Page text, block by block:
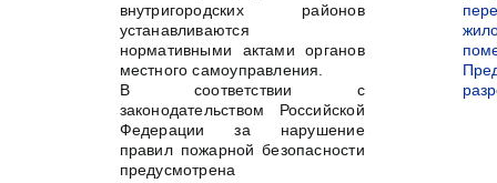
внутригородских районов
устанавливаются
нормативными актами органов
местного самоуправления.
В соответствии с
законодательством Российской
Федерации за нарушение
правил пожарной безопасности
предусмотрена